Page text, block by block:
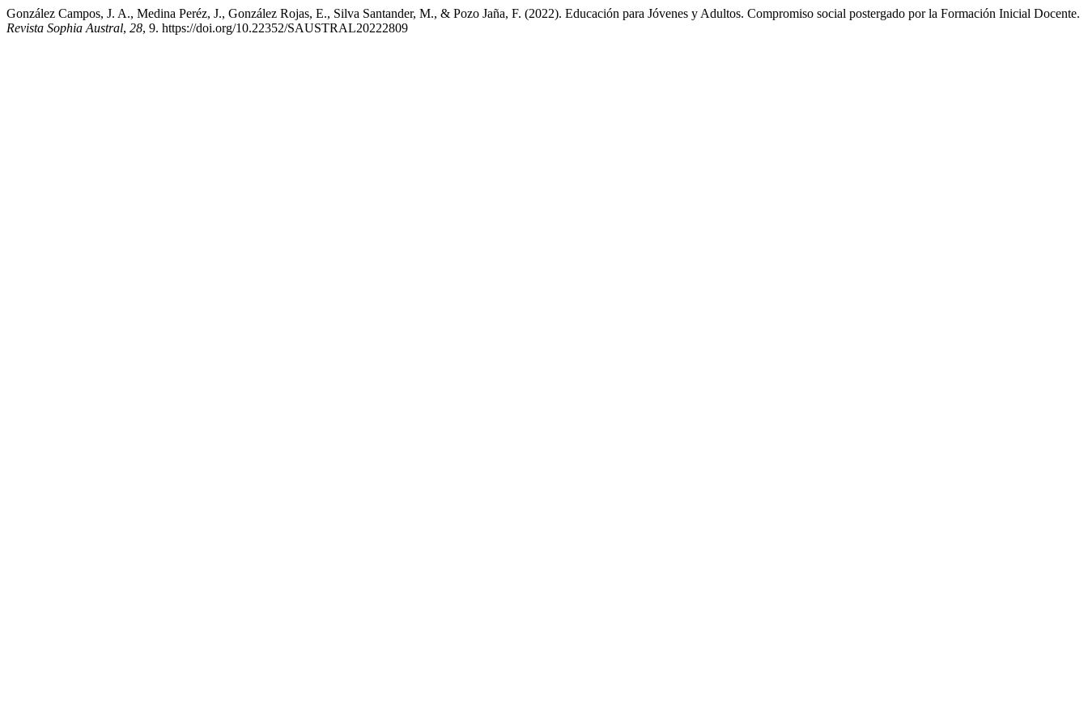
González Campos, J. A., Medina Peréz, J., González Rojas, E., Silva Santander, M., & Pozo Jaña, F. (2022). Educación para Jóvenes y Adultos. Compromiso social postergado por la Formación Inicial Docente.
Revista Sophia Austral, 28, 9. https://doi.org/10.22352/SAUSTRAL20222809